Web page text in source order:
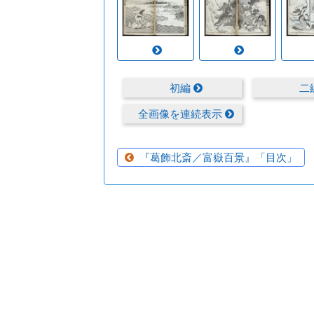
初編 二
全画像を連続表示
『葛飾北斎／富嶽百景』「目次」